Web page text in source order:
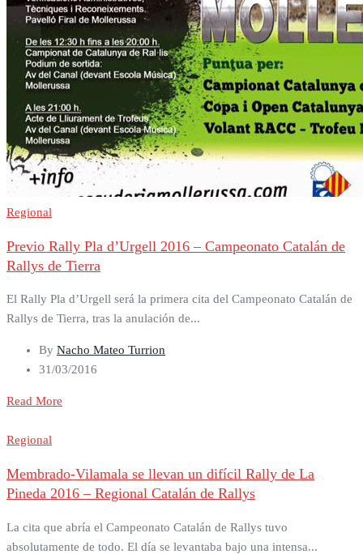
Regional
Previo Rally Pla d’Urgell 2016 – Campeonato Catalán de
Rallys de Tierra
El Rally Pla d’Urgell será la primera cita del Campeonato Catalán de
Rallys de Tierra, tras la anulación de...
By Nacho Mateo Turrion
31/03/2016
Read More
Regional
Membrado-Vilamala se llevan un difícil Rally de La
Pineda 2016 – Regional Catalán de Rallys
La cita que abría el Campeonato Catalán de Rallys tuvo
absolutamente de todo. El día se levantaba bajo una intensa...